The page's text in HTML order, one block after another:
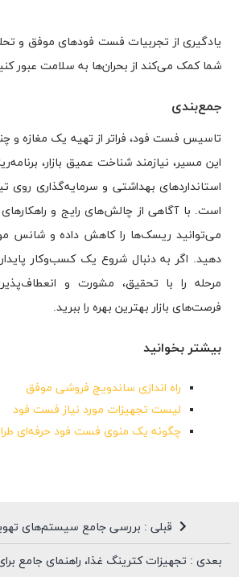
یادگیری از تجربیات فست فودهای موفق و
شما کمک می‌کند از بحران‌ها به سلامت عبور
جمع‌بندی
تاسیس فست فود، فراتر از تهیه یک مغازه و
این مسیر، نیازمند شناخت عمیق بازار،
استانداردهای بهداشتی و سرمایه‌گذاری
است. با آگاهی از چالش‌های رایج و
می‌توانید ریسک‌ها را کاهش داده و شانس
دهید. اگر به دنبال شروع یک کسب‌وکار
مرحله را با تحقیق، مشورت و
فرصت‌های بازار بهترین بهره را ببرید.
بیشتر بخوانید
راه اندازی ساندویچ فروشی موفق
لیست تجهیزات مورد نیاز فست فود
چگونه یک منوی فست فود حرفه‌ای
قبلی : بررسی جامع سیستم‌های
بعدی : تجهیزات کترینگ غذا، راهنمای جامع